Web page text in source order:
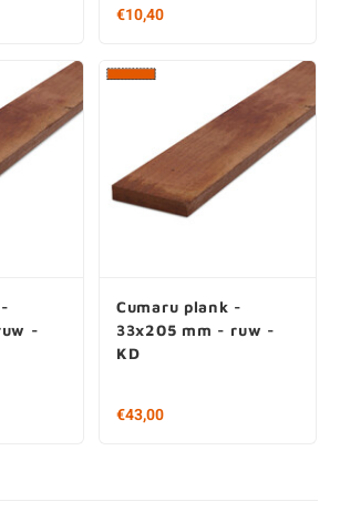
€10,40
-
Cumaru plank -
33x205 mm - ruw -
KD
€43,00